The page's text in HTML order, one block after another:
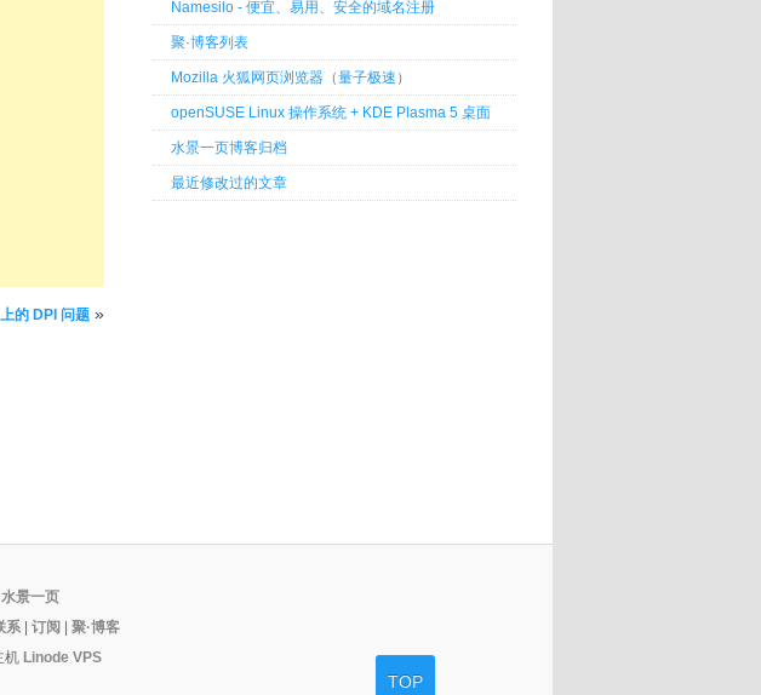
的 DPI 问题 »
Namesilo - 便宜、易用、安全的域名注册
聚·博客列表
Mozilla 火狐网页浏览器 （量子极速 ）
openSUSE Linux 操作系统 + KDE Plasma 5 桌面
水景一页博客归档
最近修改过的文章
水景一页
系 | 订阅 | 聚·博客
机 Linode VPS
TOP